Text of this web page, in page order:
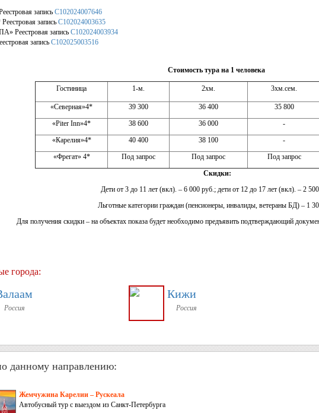
запись С102024007646
запись С102024003635
Реестровая запись С102024003934
запись С102025003516
Стоимость тура на 1 человека
Гостиница 1-м. 2хм. 3хм.сем.
«Северная»4* 39 300 36 400 35 800
«Piter Inn»4*
38 600 36 000 -
«Карелия»4*
40 400 38 100 -
«Фрегат» 4*
Под запрос Под запрос Под запрос
Скидки:
Дети от 3 до 11 лет (вкл). – 6 000 руб.; дети от 12 до 17 лет (вкл). – 2
Льготные категории граждан (пенсионеры, инвалиды, ветераны БД) – 1
Для получения скидки – на объектах показа будет необходимо предъявить подтверждающий
города:
Россия
Кижи
Россия
данному направлению:
Жемчужина Карелии – Рускеала
Автобусный тур с выездом из Санкт-Петербурга